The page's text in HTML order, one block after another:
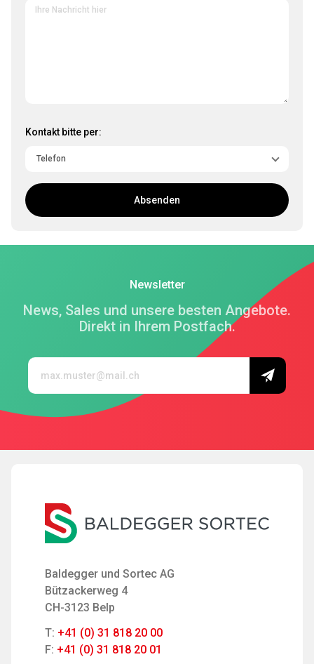
Kontakt bitte per:
Absenden
Newsletter
News, Sales und unsere besten Angebote.
Direkt in Ihrem Postfach.
Baldegger und Sortec AG
Bützackerweg 4
CH-3123 Belp
T: +41 (0) 31 818 20 00
F: +41 (0) 31 818 20 01